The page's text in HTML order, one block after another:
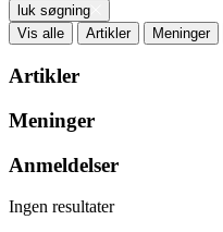
luk søgning
Vis alle
Artikler Meninger
Artikler
Meninger
Anmeldelser
Ingen resultater